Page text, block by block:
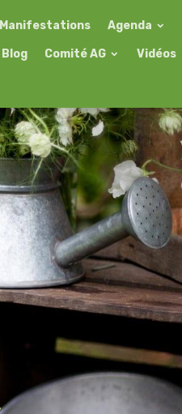
Manifestations Agenda
Blog Comité AG Vidéos